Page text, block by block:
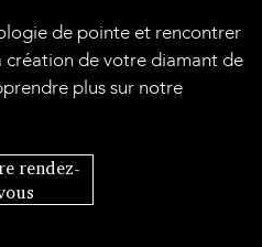
de pointe et rencontrer
de votre diamant de
plus sur notre
rendez-